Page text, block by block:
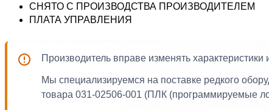
СНЯТО С ПРОИЗВОДСТВА ПРОИЗВОДИТЕЛЕМ
ПЛАТА УПРАВЛЕНИЯ
Производитель вправе изменять
Мы специализируемся на поставке редкого
товара 031-02506-001 (ПЛК (программируемые